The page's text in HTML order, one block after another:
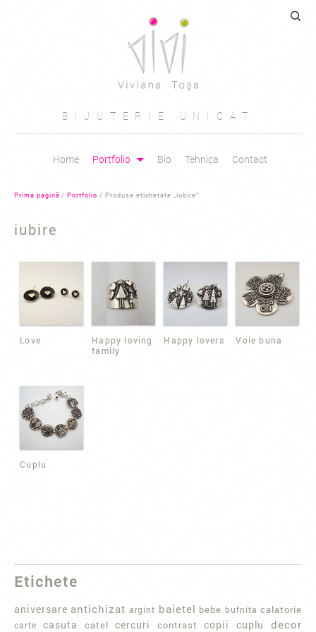
BIJUTERIE UNICAT
Sari
Home Portfolio Bio Tehnica Contact
Caută
Prima pagină /Portfolio / Produse etichetate „iubire”
iubire
Love
Happy loving
family
Happy lovers Voie buna
Cuplu
Etichete
aniversare antichizat argint baietel bebe bufnita calatorie
carte casuta catel cercuri contrast copii cuplu decor